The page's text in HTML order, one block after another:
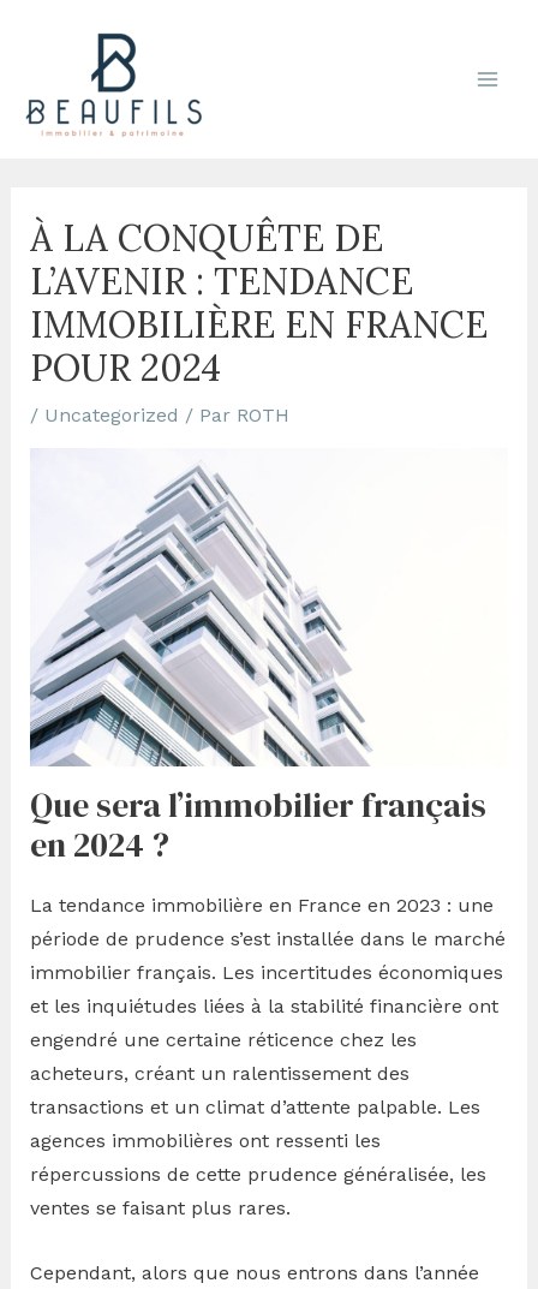
À LA CONQUÊTE DE
L’AVENIR : TENDANCE
IMMOBILIÈRE EN FRANCE
POUR 2024
/ Uncategorized / Par ROTH
Que sera l’immobilier français
en 2024 ?
La tendance immobilière en France en 2023 : une
période de prudence s’est installée dans le marché
immobilier français. Les incertitudes économiques
et les inquiétudes liées à la stabilité financière ont
engendré une certaine réticence chez les
acheteurs, créant un ralentissement des
transactions et un climat d’attente palpable. Les
agences immobilières ont ressenti les
répercussions de cette prudence généralisée, les
ventes se faisant plus rares.
Cependant, alors que nous entrons dans l’année
articles